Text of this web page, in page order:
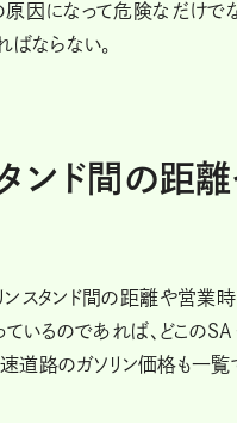
因になって危険なだけで
ならない。
ンド間の距
タンド間の距離や営業時
いるのであれば、どこのSA
速道路のガソリン価格も一